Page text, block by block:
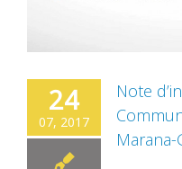
24
07, 2017
Note
Marana-